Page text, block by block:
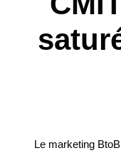
Le marketing